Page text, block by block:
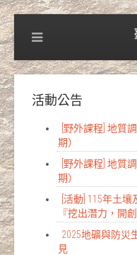
活動公告
[野外課程] 地質
期）
[野外課程] 地質
期）
[活動] 115年土
『挖出潛力，開
2025地礦與防災
見